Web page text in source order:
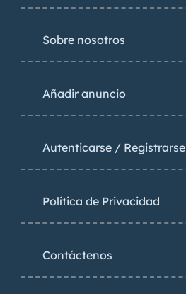
Sobre nosotros
Añadir anuncio
Autenticarse / Registrarse
Política de Privacidad
Contáctenos